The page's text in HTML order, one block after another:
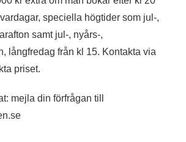
speciella högtider som jul-,
samt jul-, nyårs-,
långfredag från kl 15. Kontakta via
priset.
mejla din förfrågan till